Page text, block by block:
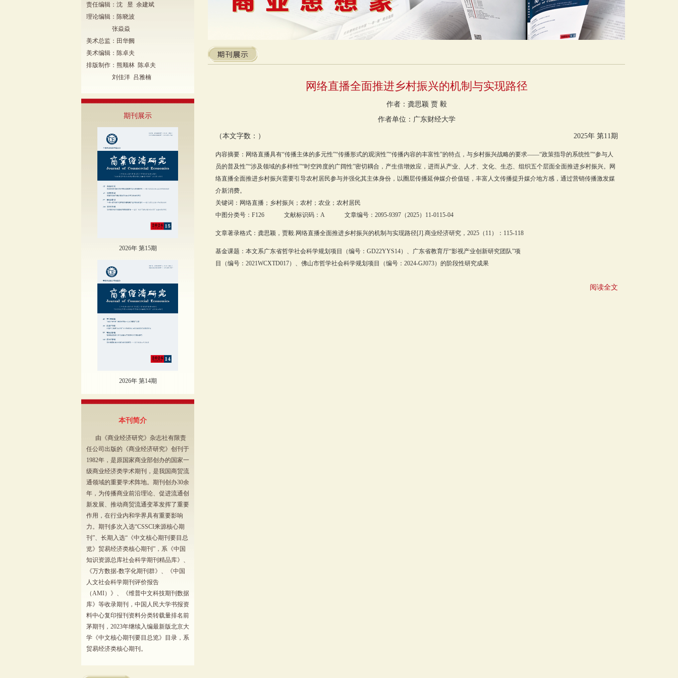
责任编辑：沈 昱 余建斌
理论编辑：陈晓波
张焱焱
美术总监：田华阙
美术编辑：陈卓夫
排版制作：熊顺林 陈卓夫
刘佳洋 吕雅楠
期刊展示
2026年 第15期
2026年 第14期
本刊简介
由《商业经济研究》杂志社有限责
任公司出版的《商业经济研究》创刊于
1982年，是原国家商业部创办的国家一
级商业经济类学术期刊，是我国商贸流
通领域的重要学术阵地。期刊创办30余
年，为传播商业前沿理论、促进流通创
新发展、推动商贸流通变革发挥了重要
作用，在行业内和学界具有重要影响
力。期刊多次入选“CSSCI来源核心期
刊”、长期入选“《中文核心期刊要目总
览》贸易经济类核心期刊”，系《中国
知识资源总库社会科学期刊精品库》、
《万方数据-数字化期刊群》、《中国
人文社会科学期刊评价报告
（AMI）》、《维普中文科技期刊数据
库》等收录期刊，中国人民大学书报资
料中心复印报刊资料分类转载量排名前
茅期刊，2023年继续入编最新版北京大
学《中文核心期刊要目总览》目录，系
贸易经济类核心期刊。
网络直播全面推进乡村振兴的机制与实现路径
作者：龚思颖 贾 毅
作者单位：广东财经大学
（本文字数：） 2025年 第11期
内容摘要：网络直播具有“传播主体的多元性”“传播形式的观演性”“传播内容的丰富性”的特点，与乡村振兴战略的要求——“政策指导的系统性”“参与人
员的普及性”“涉及领域的多样性”“时空跨度的广阔性”密切耦合，产生倍增效应，进而从产业、人才、文化、生态、组织五个层面全面推进乡村振兴。网
络直播全面推进乡村振兴需要引导农村居民参与并强化其主体身份，以圈层传播延伸媒介价值链，丰富人文传播提升媒介地方感，通过营销传播激发媒
介新消费。
关键词：网络直播；乡村振兴；农村；农业；农村居民
中图分类号：F126 文献标识码：A 文章编号：2095-9397（2025）11-0115-04
文章著录格式：龚思颖，贾毅.网络直播全面推进乡村振兴的机制与实现路径[J].商业经济研究，2025（11）：115-118
基金课题：本文系广东省哲学社会科学规划项目（编号：GD22YYS14）、广东省教育厅“影视产业创新研究团队”项
目（编号：2021WCXTD017）、佛山市哲学社会科学规划项目（编号：2024-GJ073）的阶段性研究成果
阅读全文